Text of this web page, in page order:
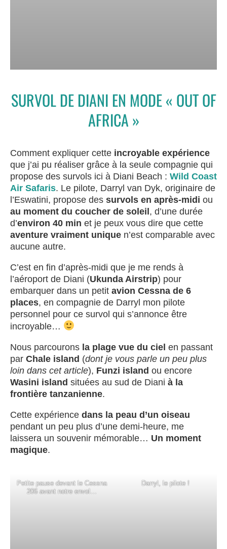
SURVOL DE DIANI EN MODE « OUT OF
AFRICA »
Comment expliquer cette incroyable expérience
que j’ai pu réaliser grâce à la seule compagnie qui
propose des survols ici à Diani Beach : Wild Coast
Air Safaris. Le pilote, Darryl van Dyk, originaire de
l’Eswatini, propose des survols en après-midi ou
au moment du coucher de soleil, d’une durée
d’environ 40 min et je peux vous dire que cette
aventure vraiment unique n’est comparable avec
aucune autre.
C’est en fin d’après-midi que je me rends à
l’aéroport de Diani (Ukunda Airstrip) pour
embarquer dans un petit avion Cessna de 6
places, en compagnie de Darryl mon pilote
personnel pour ce survol qui s’annonce être
incroyable…
Nous parcourons la plage vue du ciel en passant
par Chale island (dont je vous parle un peu plus
loin dans cet article), Funzi island ou encore
Wasini island situées au sud de Diani à la
frontière tanzanienne.
Cette expérience dans la peau d’un oiseau
pendant un peu plus d’une demi-heure, me
laissera un souvenir mémorable… Un moment
magique.
Petite pause devant le Cessna
206 avant notre envol…
Darryl, le pilote !